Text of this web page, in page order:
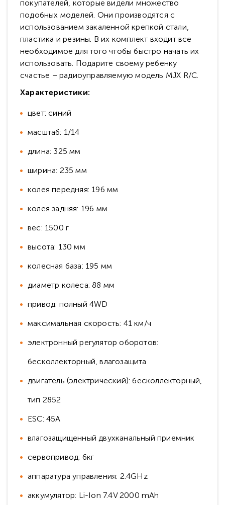
покупателей, которые видели множество
подобных моделей. Они производятся с
использованием закаленной крепкой стали,
пластика и резины. В их комплект входит все
необходимое для того чтобы быстро начать их
использовать. Подарите своему ребенку
счастье – радиоуправляемую модель MJX R/C.
Характеристики:
цвет: синий
масштаб: 1/14
длина: 325 мм
ширина: 235 мм
колея передняя: 196 мм
колея задняя: 196 мм
вес: 1500 г
высота: 130 мм
колесная база: 195 мм
диаметр колеса: 88 мм
привод: полный 4WD
максимальная скорость: 41 км/ч
электронный регулятор оборотов:
бесколлекторный, влагозащита
двигатель (электрический): бесколлекторный,
тип 2852
ESC: 45A
влагозащищенный двухканальный приемник
сервопривод: 6кг
аппаратура управления: 2.4GHz
аккумулятор: Li-Ion 7.4V 2000 mAh